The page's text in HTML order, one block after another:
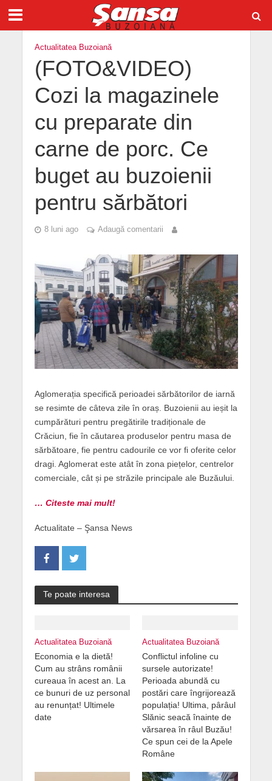
Actualitatea Buzoiană
(FOTO&VIDEO)
Cozi la magazinele
cu preparate din
carne de porc. Ce
buget au buzoienii
pentru sărbători
8 luni ago Adaugă comentarii
Aglomerația specifică perioadei sărbătorilor de iarnă
se resimte de câteva zile în oraș. Buzoienii au ieșit la
cumpărături pentru pregătirile tradiționale de
Crăciun, fie în căutarea produselor pentru masa de
sărbătoare, fie pentru cadourile ce vor fi oferite celor
dragi. Aglomerat este atât în zona piețelor, centrelor
comerciale, cât și pe străzile principale ale Buzăului.
… Citeste mai mult!
Actualitate – Şansa News
Te poate interesa
Actualitatea Buzoiană
Economia e la dietă!
Cum au strâns românii
cureaua în acest an. La
ce bunuri de uz personal
au renunțat! Ultimele
date
Actualitatea Buzoiană
Conflictul infoline cu
sursele autorizate!
Perioada abundă cu
postări care îngrijorează
populația! Ultima, pârâul
Slănic seacă înainte de
vărsarea în râul Buzău!
Ce spun cei de la Apele
Române